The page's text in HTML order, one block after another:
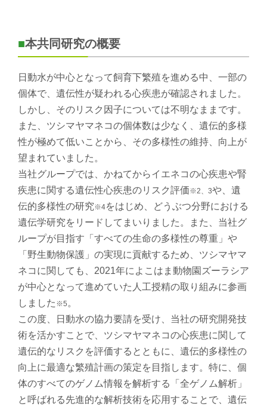
■本共同研究の概要
日動水が中心となって飼育下繁殖を進める中、一部の
個体で、遺伝性が疑われる心疾患が確認されました。
しかし、そのリスク因子については不明なままです。
また、ツシマヤマネコの個体数は少なく、遺伝的多様
性が極めて低いことから、その多様性の維持、向上が
望まれていました。
当社グループでは、かねてからイエネコの心疾患や腎
疾患に関する遺伝性心疾患のリスク評価※2、3や、遺
伝的多様性の研究※4をはじめ、どうぶつ分野における
遺伝学研究をリードしてまいりました。また、当社グ
ループが目指す「すべての生命の多様性の尊重」や
「野生動物保護」の実現に貢献するため、ツシマヤマ
ネコに関しても、2021年によこはま動物園ズーラシア
が中心となって進めていた人工授精の取り組みに参画
しました ※5。
この度、日動水の協力要請を受け、当社の研究開発技
術を活かすことで、ツシマヤマネコの心疾患に関して
遺伝的なリスクを評価するとともに、遺伝的多様性の
向上に最適な繁殖計画の策定を目指します。特に、個
体のすべてのゲノム情報を解析する「全ゲノム解析」
と呼ばれる先進的な解析技術を応用することで、遺伝